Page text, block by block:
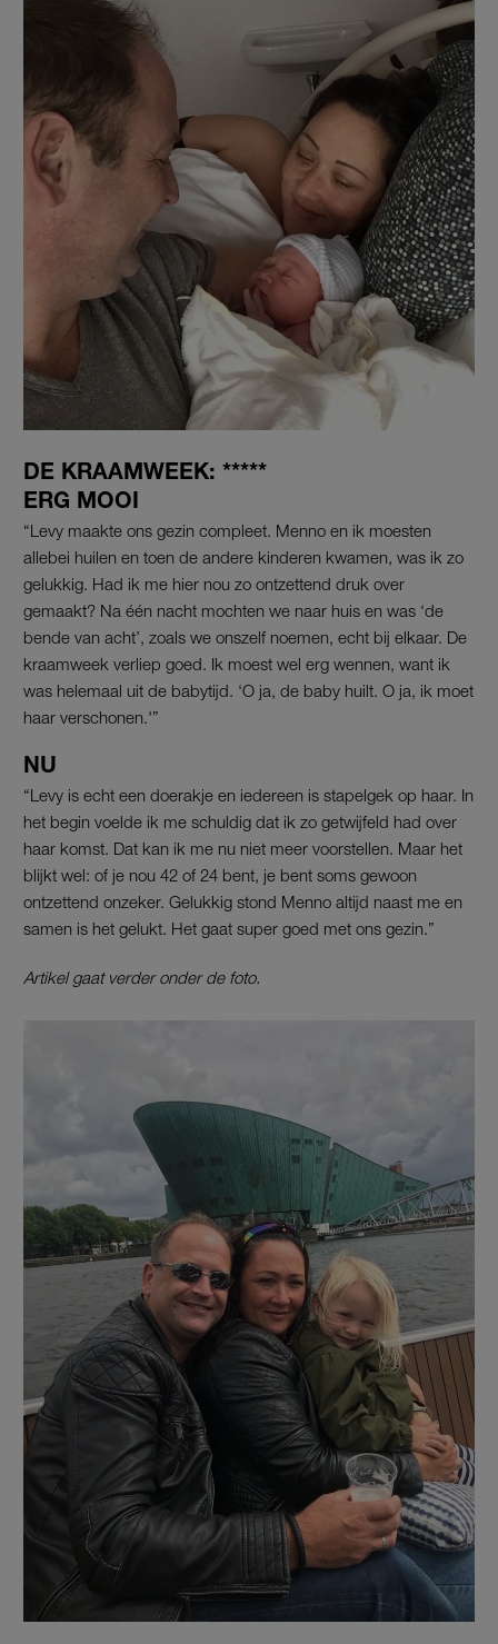
DE KRAAMWEEK: *****
ERG MOOI
“Levy maakte ons gezin compleet. Menno en ik moesten
allebei huilen en toen de andere kinderen kwamen, was ik zo
gelukkig. Had ik me hier nou zo ontzettend druk over
gemaakt? Na één nacht mochten we naar huis en was ‘de
bende van acht’, zoals we onszelf noemen, echt bij elkaar. De
kraamweek verliep goed. Ik moest wel erg wennen, want ik
was helemaal uit de babytijd. ‘O ja, de baby huilt. O ja, ik moet
haar verschonen.'”
NU
“Levy is echt een doerakje en iedereen is stapelgek op haar. In
het begin voelde ik me schuldig dat ik zo getwijfeld had over
haar komst. Dat kan ik me nu niet meer voorstellen. Maar het
blijkt wel: of je nou 42 of 24 bent, je bent soms gewoon
ontzettend onzeker. Gelukkig stond Menno altijd naast me en
samen is het gelukt. Het gaat super goed met ons gezin.”
Artikel gaat verder onder de foto.